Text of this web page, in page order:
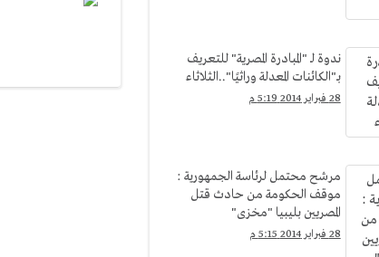
ندوة لـ "المبادرة المصرية" للتعريف
بـ"الكائنات المعدلة وراثيًا"..الثلاثاء
28 فبراير 2014 5:19 م
مرشح محتمل لرئاسة الجمهورية :
موقف الحكومة من حادث قتل
المصريين بليبيا "مخزى"
28 فبراير 2014 5:15 م